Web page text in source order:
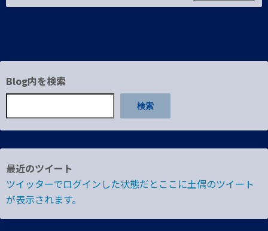
Blog内を検索
検索
最近のツイート
ツイッターでログインした状態だとここに土偶のツイート
が表示されます。